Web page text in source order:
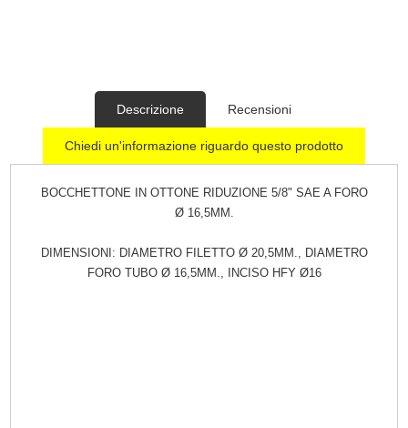
Descrizione Recensioni
Chiedi un'informazione riguardo questo prodotto
BOCCHETTONE IN OTTONE RIDUZIONE 5/8" SAE A FORO
Ø 16,5MM.
DIMENSIONI: DIAMETRO FILETTO Ø 20,5MM., DIAMETRO
FORO TUBO Ø 16,5MM., INCISO HFY Ø16